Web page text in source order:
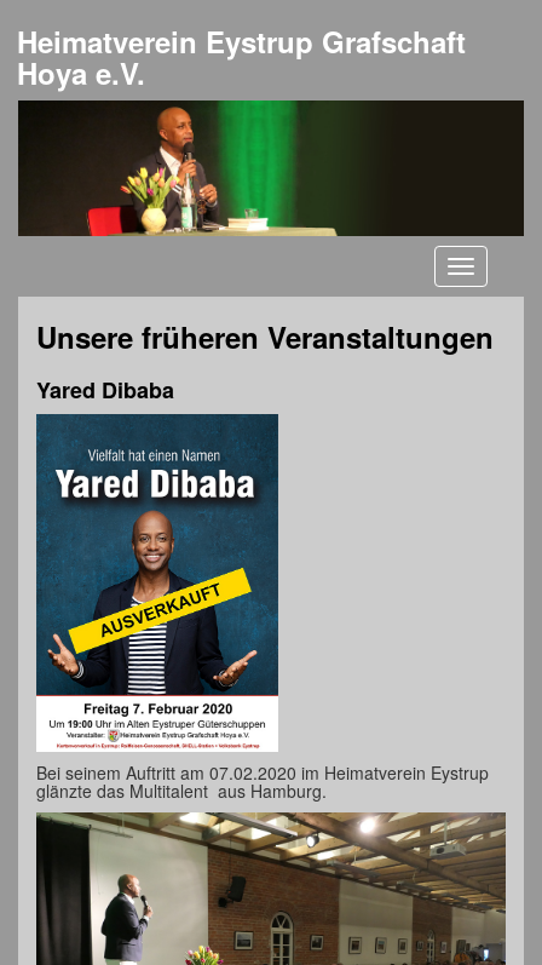
Heimatverein Eystrup Grafschaft
Hoya e.V.
Toggle
Unsere früheren Veranstaltungen
Yared Dibaba
Bei seinem Auftritt am 07.02.2020 im Heimatverein Eystrup
glänzte das Multitalent aus Hamburg.